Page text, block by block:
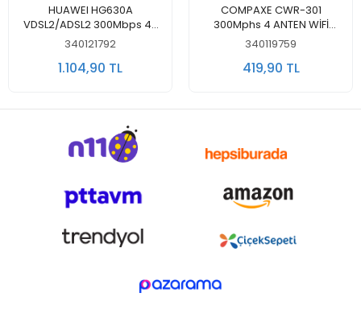
Stokta Yok
HUAWEI HG630A
VDSL2/ADSL2 300Mbps 4-
PORT FİBER MODEM ROUTER
340121792
1.104,90 TL
Stokta Yok
COMPAXE CWR-301
300Mphs 4 ANTEN WİFİ
REPEATER ROUTER
340119759
419,90 TL